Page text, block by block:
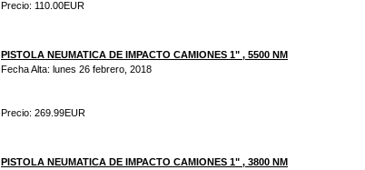
Precio: 110.00EUR
PISTOLA NEUMATICA DE IMPACTO CAMIONES 1" , 5500 NM
Fecha Alta: lunes 26 febrero, 2018
Precio: 269.99EUR
PISTOLA NEUMATICA DE IMPACTO CAMIONES 1" , 3800 NM